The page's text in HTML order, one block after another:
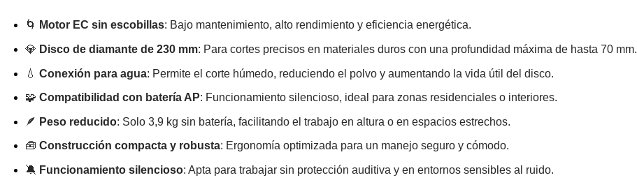
🌀 Motor EC sin escobillas: Bajo mantenimiento, alto rendimiento y eficiencia energética.
💎 Disco de diamante de 230 mm: Para cortes precisos en materiales duros con una profundidad máxima de hasta 70 mm.
💧 Conexión para agua: Permite el corte húmedo, reduciendo el polvo y aumentando la vida útil del disco.
🧩 Compatibilidad con batería AP: Funcionamiento silencioso, ideal para zonas residenciales o interiores.
🪶 Peso reducido: Solo 3,9 kg sin batería, facilitando el trabajo en altura o en espacios estrechos.
🧰 Construcción compacta y robusta: Ergonomía optimizada para un manejo seguro y cómodo.
🔕 Funcionamiento silencioso: Apta para trabajar sin protección auditiva y en entornos sensibles al ruido.